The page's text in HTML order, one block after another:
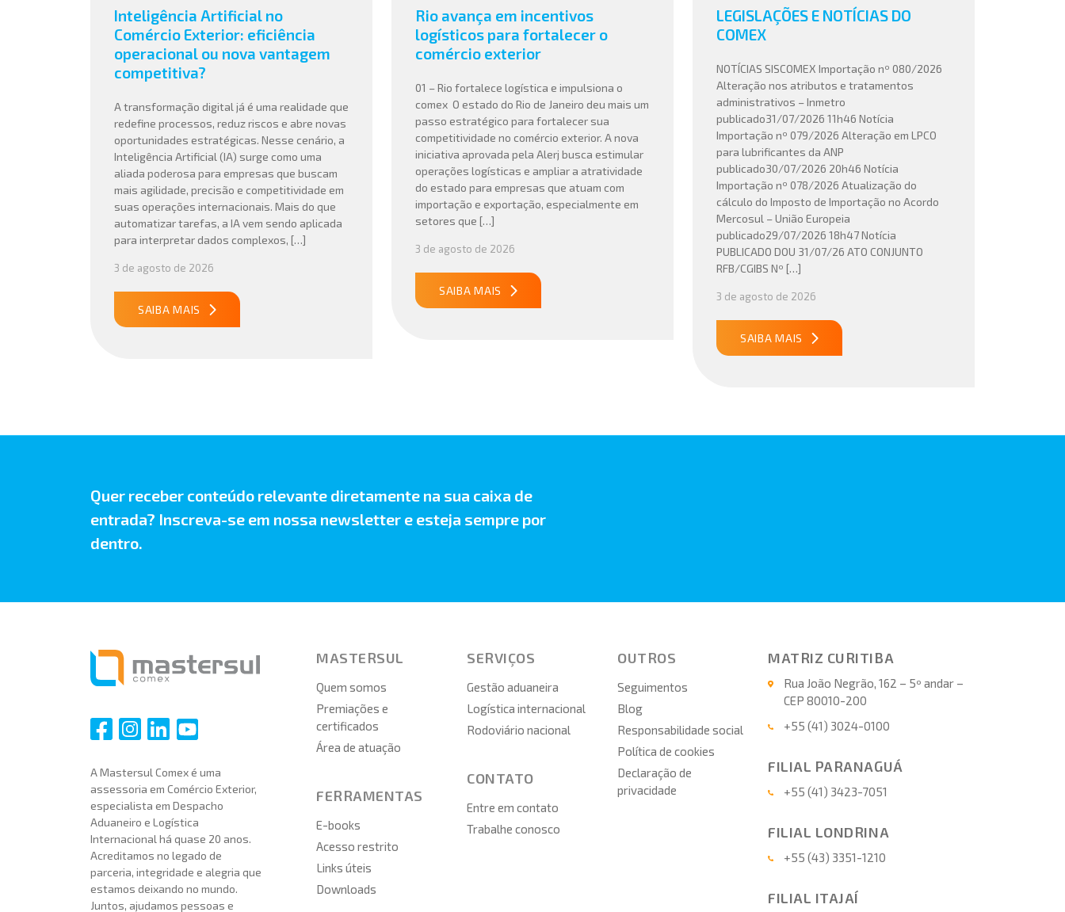
Inteligência Artificial no
Comércio Exterior: eficiência
operacional ou nova vantagem
competitiva?
A transformação digital já é uma realidade que
redefine processos, reduz riscos e abre novas
oportunidades estratégicas. Nesse cenário, a
Inteligência Artificial (IA) surge como uma
aliada poderosa para empresas que buscam
mais agilidade, precisão e competitividade em
suas operações internacionais. Mais do que
automatizar tarefas, a IA vem sendo aplicada
para interpretar dados complexos, […]
3 de agosto de 2026
SAIBA MAIS
Rio avança em incentivos
logísticos para fortalecer o
comércio exterior
01 – Rio fortalece logística e impulsiona o
comex O estado do Rio de Janeiro deu mais um
passo estratégico para fortalecer sua
competitividade no comércio exterior. A nova
iniciativa aprovada pela Alerj busca estimular
operações logísticas e ampliar a atratividade
do estado para empresas que atuam com
importação e exportação, especialmente em
setores que […]
3 de agosto de 2026
SAIBA MAIS
LEGISLAÇÕES E NOTÍCIAS DO
COMEX
NOTÍCIAS SISCOMEX Importação nº 080/2026
Alteração nos atributos e tratamentos
administrativos – Inmetro
publicado31/07/2026 11h46 Notícia
Importação nº 079/2026 Alteração em LPCO
para lubrificantes da ANP
publicado30/07/2026 20h46 Notícia
Importação nº 078/2026 Atualização do
cálculo do Imposto de Importação no Acordo
Mercosul – União Europeia
publicado29/07/2026 18h47 Notícia
PUBLICADO DOU 31/07/26 ATO CONJUNTO
RFB/CGIBS Nº […]
3 de agosto de 2026
SAIBA MAIS
Quer receber conteúdo relevante diretamente na sua caixa de
entrada? Inscreva-se em nossa newsletter e esteja sempre por
dentro.
A Mastersul Comex é uma
assessoria em Comércio Exterior,
especialista em Despacho
Aduaneiro e Logística
Internacional há quase 20 anos.
Acreditamos no legado de
parceria, integridade e alegria que
estamos deixando no mundo.
Juntos, ajudamos pessoas e
MASTERSUL
Quem somos
Premiações e
certificados
Área de atuação
FERRAMENTAS
E-books
Acesso restrito
Links úteis
Downloads
SERVIÇOS
Gestão aduaneira
Logística internacional
Rodoviário nacional
CONTATO
Entre em contato
Trabalhe conosco
OUTROS
Seguimentos
Blog
Responsabilidade social
Política de cookies
Declaração de
privacidade
MATRIZ CURITIBA
Rua João Negrão, 162 – 5º andar –
CEP 80010-200
+55 (41) 3024-0100
FILIAL PARANAGUÁ
+55 (41) 3423-7051
FILIAL LONDRINA
+55 (43) 3351-1210
FILIAL ITAJAÍ